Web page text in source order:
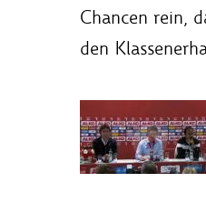
Chancen rein,
den